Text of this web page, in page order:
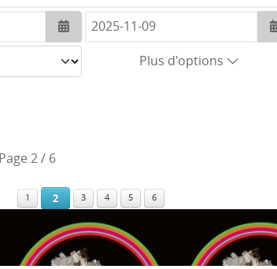
Ouvrir le calendrier
Plus d'options
2 / 6
1 2 3 4 5 6